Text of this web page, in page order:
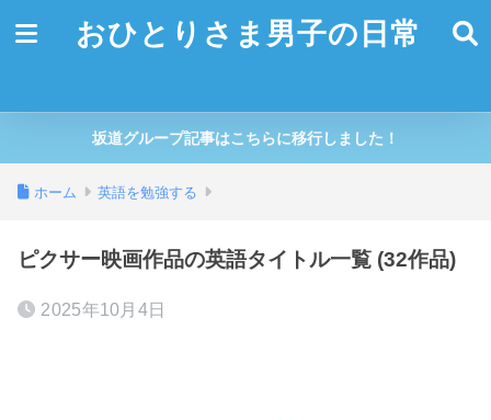
おひとりさま男子の日常
坂道グループ記事はこちらに移行しました！
ホーム 英語を勉強する
ピクサー映画作品の英語タイトル一覧 (32作品)
2025年10月4日